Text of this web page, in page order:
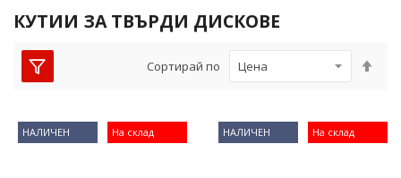
КУТИИ ЗА ТВЪРДИ ДИСКОВЕ
Сортирай по
На склад
НАЛИЧЕН На склад
НАЛИЧЕН